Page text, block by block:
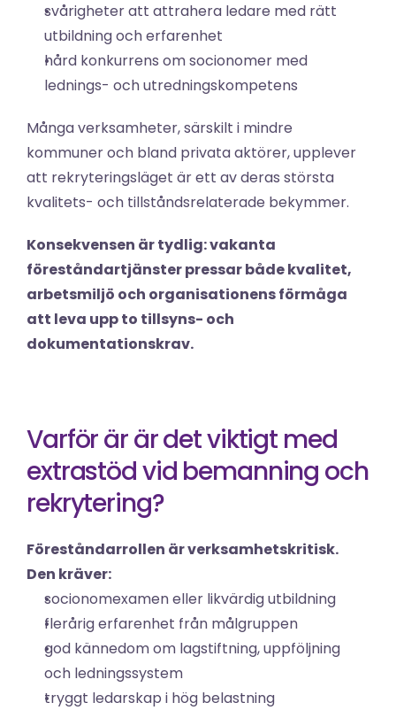
svårigheter att attrahera ledare med rätt
utbildning och erfarenhet
hård konkurrens om socionomer med
lednings- och utredningskompetens
Många verksamheter, särskilt i mindre
kommuner och bland privata aktörer, upplever
att rekryteringsläget är ett av deras största
kvalitets- och tillståndsrelaterade bekymmer.
Konsekvensen är tydlig: vakanta
föreståndartjänster pressar både kvalitet,
arbetsmiljö och organisationens förmåga
att leva upp to tillsyns- och
dokumentationskrav.
Varför är är det viktigt med
extrastöd vid bemanning och
rekrytering?
Föreståndarrollen är verksamhetskritisk.
Den kräver:
socionomexamen eller likvärdig utbildning
flerårig erfarenhet från målgruppen
god kännedom om lagstiftning, uppföljning
och ledningssystem
tryggt ledarskap i hög belastning